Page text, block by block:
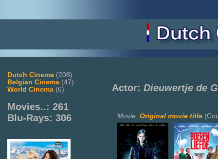
Dutch Cinema (208)
Belgian Cinema (47)
World Cinema (6)
Movies..: 261
Blu-Rays: 306
Actor: Dieuwertje de
Movie: Original movie title